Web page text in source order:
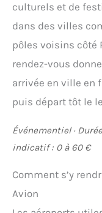
culturels et de
dans des villes
pôles voisins côté
rendez-vous
arrivée en ville en
puis départ tôt le
Événementiel ·
indicatif : 0 à 60 €
Comment s’y
Avion